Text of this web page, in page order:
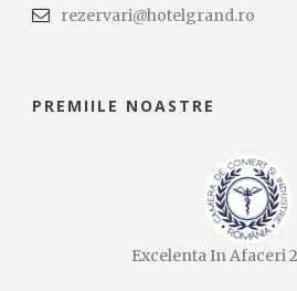
rezervari@hotelgrand.ro
PREMIILE NOASTRE
Excelenta In Afaceri